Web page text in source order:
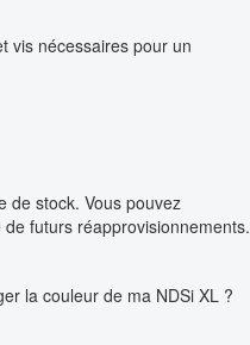
vis nécessaires pour un
de stock. Vous pouvez
futurs réapprovisionnements.
la couleur de ma NDSi XL ?